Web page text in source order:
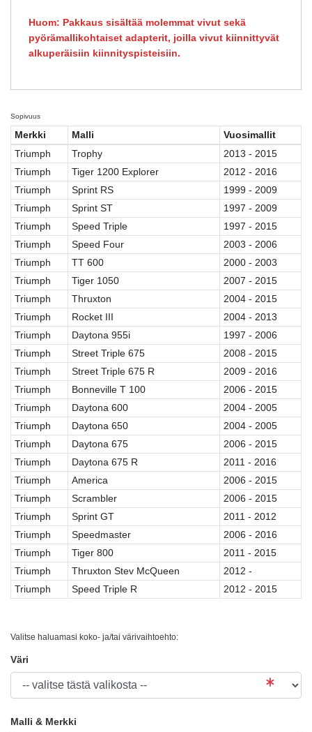
Huom: Pakkaus sisältää molemmat vivut sekä
pyörämallikohtaiset adapterit, joilla vivut kiinnittyvät
alkuperäisiin kiinnityspisteisiin.
Sopivuus
Merkki Malli
Vuosimallit
Triumph
Trophy
2013 - 2015
Triumph
Tiger 1200 Explorer
2012 - 2016
Triumph
Sprint RS
1999 - 2009
Triumph
Sprint ST
1997 - 2009
Triumph
Speed Triple
1997 - 2015
Triumph
Speed Four
2003 - 2006
Triumph
TT 600
2000 - 2003
Triumph
Tiger 1050
2007 - 2015
Triumph
Thruxton
2004 - 2015
Triumph
Rocket III
2004 - 2013
Triumph
Daytona 955i
1997 - 2006
Triumph
Street Triple 675
2008 - 2015
Triumph
Street Triple 675 R
2009 - 2016
Triumph
Bonneville T 100
2006 - 2015
Triumph
Daytona 600
2004 - 2005
Triumph
Daytona 650
2004 - 2005
Triumph
Daytona 675
2006 - 2015
Triumph
Daytona 675 R
2011 - 2016
Triumph
America
2006 - 2015
Triumph
Scrambler
2006 - 2015
Triumph
Sprint GT
2011 - 2012
Triumph
Speedmaster
2006 - 2016
Triumph
Tiger 800
2011 - 2015
Triumph
Thruxton Stev McQueen
2012 -
Triumph
Speed Triple R 2012 - 2015
Valitse haluamasi koko- ja/tai värivaihtoehto:
Väri
Malli & Merkki